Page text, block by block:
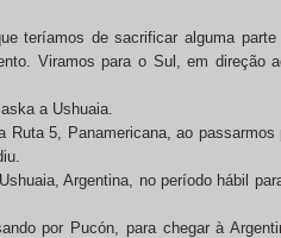
teríamos de sacrificar alguma parte
Viramos para o Sul, em direção
a Ushuaia.
5, Panamericana, ao passarmos
Argentina, no período hábil
por Pucón, para chegar à